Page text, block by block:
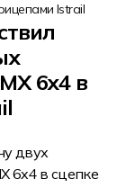
Istrail
6x4 в
двух
6x4 в сцепке